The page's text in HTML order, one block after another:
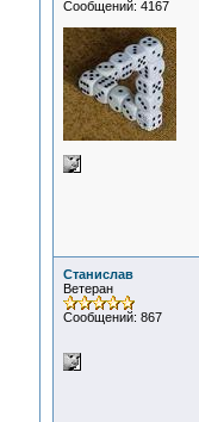
Сообщений: 4167
Станислав
Ветеран
Сообщений: 867